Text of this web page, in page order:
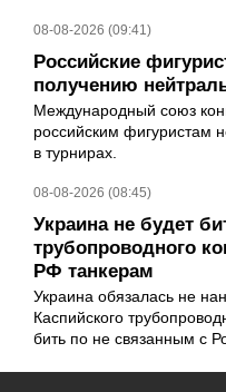
08-08-2026 (09:41)
Российские
получению
Международный союз
российским фигуристам
в турнирах.
08-08-2026 (08:45)
Украина не будет
трубопроводного
РФ танкерам
Украина обязалась не
Каспийского
бить по не связанным с